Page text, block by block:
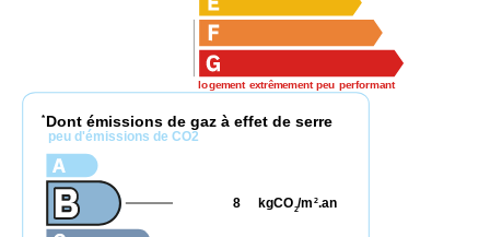
logement extrêmement peu performant
* Dont émissions de gaz à effet de serre
peu d'émissions de CO2
kgCO2/m 2.an
8